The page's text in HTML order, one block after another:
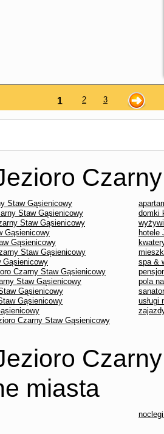
1 2 3
Staw Gąsienicowy
Staw Gąsienicowy
domki
Staw Gąsienicowy
Gąsienicowy
hotele
Gąsienicowy
Staw Gąsienicowy
Gąsienicowy
spa &
Czarny Staw Gąsienicowy
Staw Gąsienicowy
pola
Gąsienicowy
Gąsienicowy
usługi
Czarny Staw Gąsienicowy
miasta